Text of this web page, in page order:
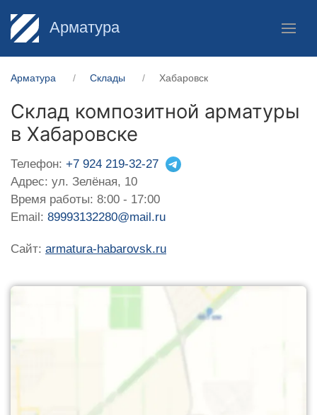
Арматура
Арматура Склады Хабаровск
Склад композитной арматуры
в Хабаровске
Телефон: +7 924 219-32-27
Адрес: ул. Зелёная, 10
Время работы: 8:00 - 17:00
Email: 89993132280@mail.ru
Сайт: armatura-habarovsk.ru